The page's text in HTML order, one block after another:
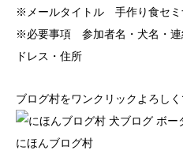
※メールタイトル 手作り食セミ
※必要事項 参加者名・犬名・連
ドレス・住所
ブログ村をワンクリックよろしく
にほんブログ村